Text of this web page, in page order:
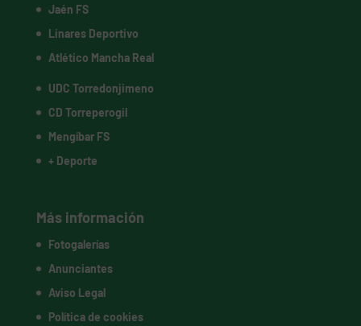
Jaén FS
Linares Deportivo
Atlético Mancha Real
UDC Torredonjimeno
CD Torreperogil
Mengíbar FS
+ Deporte
Más información
Fotogalerías
Anunciantes
Aviso Legal
Política de cookies